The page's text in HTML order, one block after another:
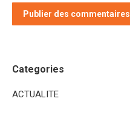
Publier des commentaires
Categories
ACTUALITE